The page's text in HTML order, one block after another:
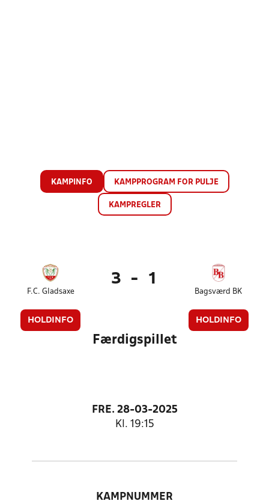
KAMPINFO KAMPPROGRAM FOR PULJE
KAMPREGLER
F.C. Gladsaxe
HOLDINFO
3 - 1
Bagsværd BK
HOLDINFO
Færdigspillet
FRE. 28-03-2025
Kl. 19:15
KAMPNUMMER